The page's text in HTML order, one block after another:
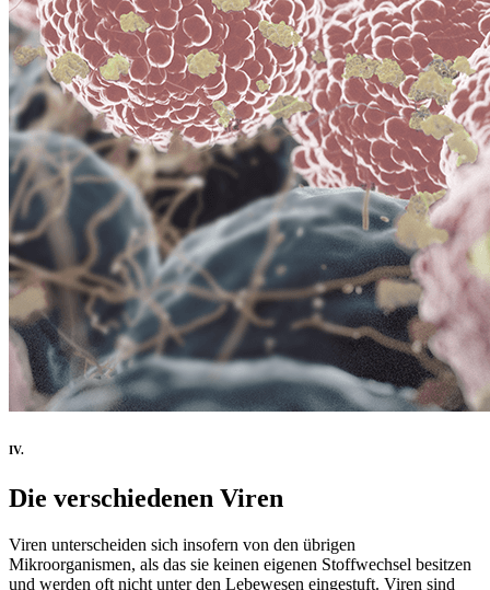
IV.
Die verschiedenen Viren
Viren unterscheiden sich insofern von den übrigen
Mikroorganismen, als das sie keinen eigenen Stoffwechsel besitzen
und werden oft nicht unter den Lebewesen eingestuft. Viren sind